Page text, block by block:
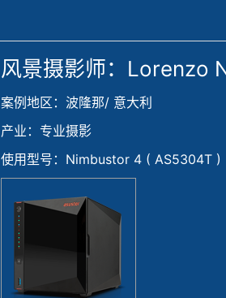
风景摄影师：Lorenzo
案例地区：波隆那/ 意大利
产业：专业摄影
使用型号：Nimbustor 4 ( AS5304T )